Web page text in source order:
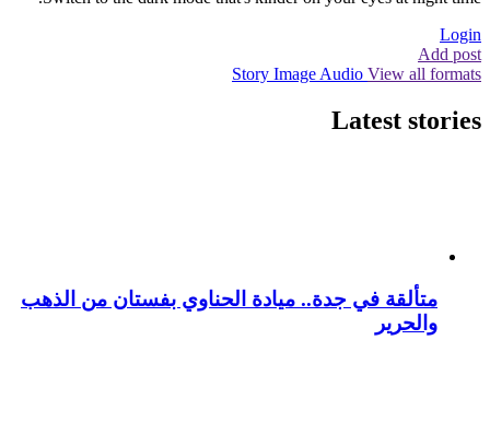
Login
Add post
Story Image Audio View all formats
Latest stories
متألقة في جدة.. ميادة الحناوي بفستان من الذهب
والحرير